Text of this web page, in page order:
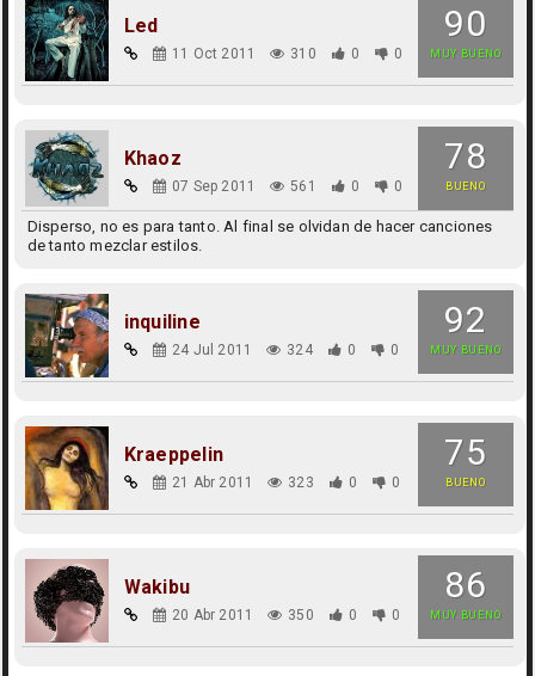
90
MUY BUENO
Led
11 Oct 2011 310 0 0
78
BUENO
Khaoz
07 Sep 2011 561 0 0
Disperso, no es para tanto. Al final se olvidan de hacer canciones
de tanto mezclar estilos.
92
MUY BUENO
inquiline
24 Jul 2011 324 0 0
75
BUENO
Kraeppelin
21 Abr 2011 323 0 0
86
MUY BUENO
Wakibu
20 Abr 2011 350 0 0